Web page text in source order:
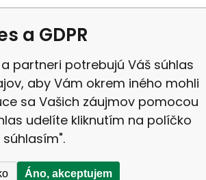
a GDPR
partneri potrebujú Váš súhlas
aby Vám okrem iného mohli
sa Vašich záujmov pomocou
udelíte kliknutím na políčko
súhlasím".
Áno, akceptujem